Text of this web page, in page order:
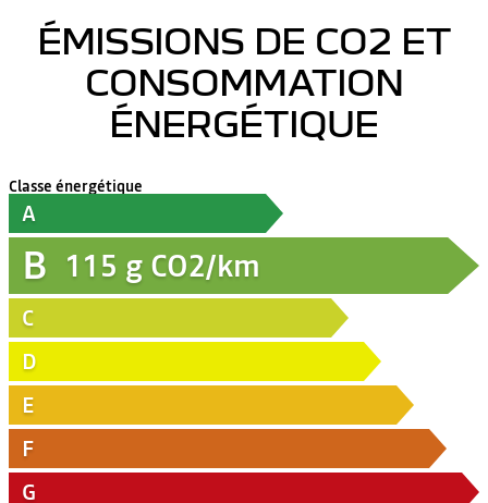
ÉMISSIONS DE CO2 ET
CONSOMMATION
ÉNERGÉTIQUE
Classe énergétique
A
B 115 g CO2/km
C
D
E
F
G